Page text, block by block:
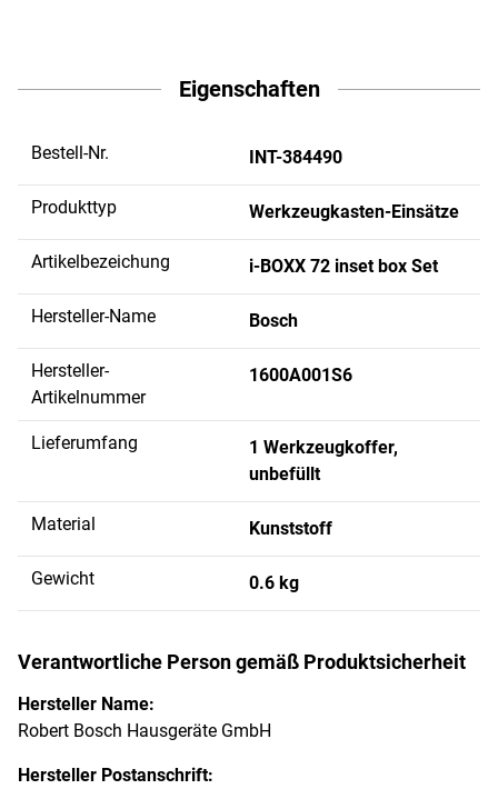
Eigenschaften
Bestell-Nr. INT-384490
Produkttyp Werkzeugkasten-Einsätze
Artikelbezeichung i-BOXX 72 inset box Set
Hersteller-Name Bosch
Hersteller-
Artikelnummer
1600A001S6
Lieferumfang
1 Werkzeugkoffer,
unbefüllt
Material Kunststoff
Gewicht 0.6 kg
Verantwortliche Person gemäß Produktsicherheit
Hersteller Name:
Robert Bosch Hausgeräte GmbH
Hersteller Postanschrift: